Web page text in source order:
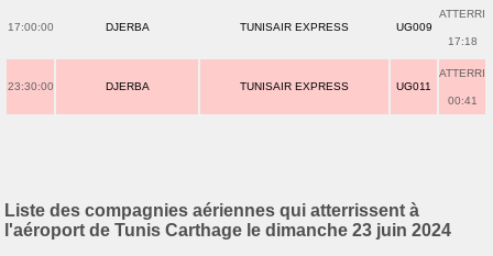
17:00:00 DJERBA TUNISAIR EXPRESS UG009
ATTERRI
17:18
23:30:00 DJERBA TUNISAIR EXPRESS UG011
ATTERRI
00:41
Liste des compagnies aériennes qui atterrissent à
l'aéroport de Tunis Carthage le dimanche 23 juin 2024